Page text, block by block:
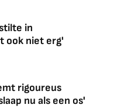
in
ook niet erg'
rigoureus
nu als een os'